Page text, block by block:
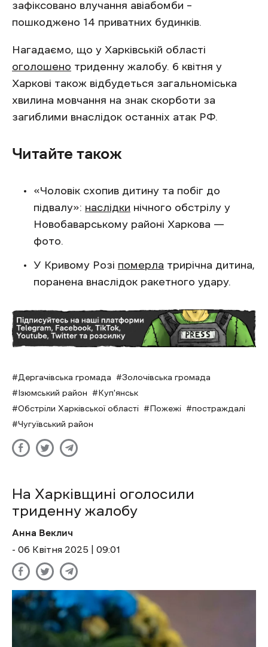
зафіксовано влучання авіабомби –
пошкоджено 14 приватних будинків.
Нагадаємо, що у Харківській області
оголошено триденну жалобу. 6 квітня у
Харкові також відбудеться загальноміська
хвилина мовчання на знак скорботи за
загиблими внаслідок останніх атак РФ.
Читайте також
‎«Чоловік схопив дитину та побіг до
підвалу‎»: наслідки нічного обстрілу у
Новобаварському районі Харкова —
фото.
У Кривому Розі померла трирічна дитина,
поранена внаслідок ракетного удару.
Дергачівська громада
Золочівська громада
Ізюмський район
Куп'янськ
Обстріли Харківської області
Пожежі
постраждалі
Чугуївський район
На Харківщині оголосили
триденну жалобу
Анна Веклич
- 06 Квітня 2025 | 09:01